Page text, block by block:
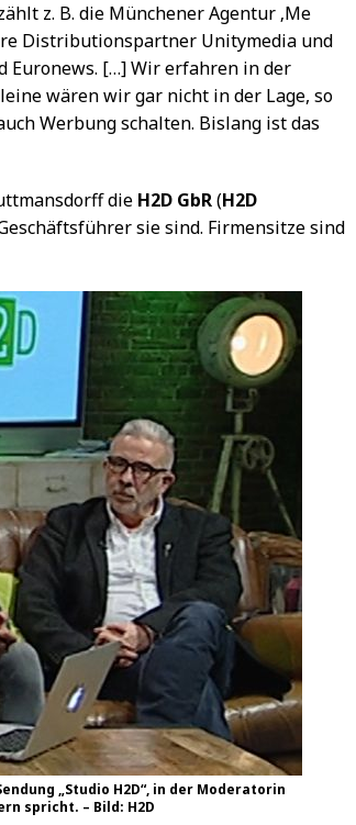
z. B. die Münchener Agentur ‚Me
Distributionspartner Unitymedia und
Euronews. […] Wir erfahren in der
wären wir gar nicht in der Lage, so
Werbung schalten. Bislang ist das
die H2D GbR(H2D
sie sind. Firmensitze sind
„Studio H2D“, in der Moderatorin
spricht. – Bild: H2D